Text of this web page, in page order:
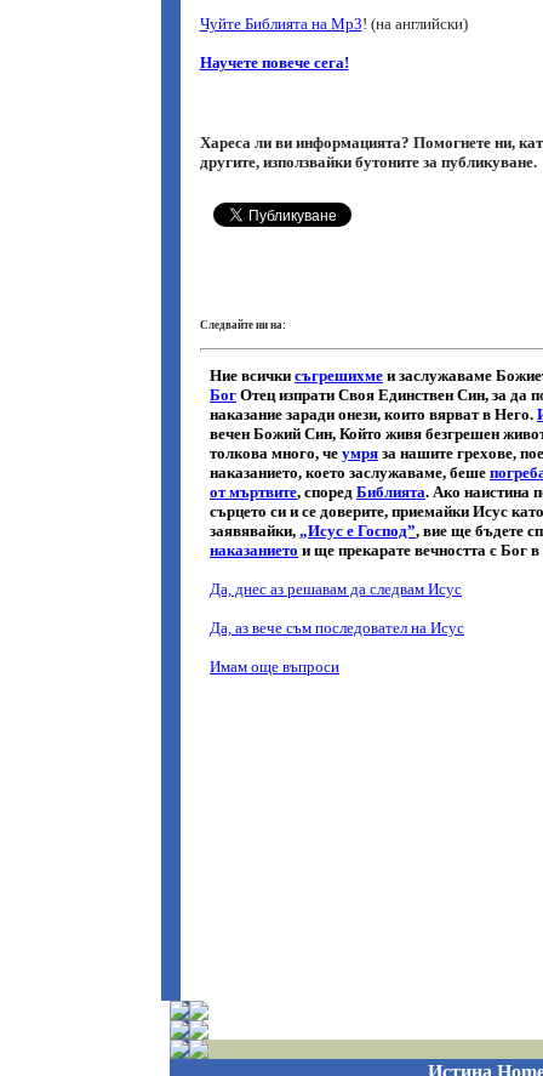
Чуйте Библията на Мр3! (на английски)
Научете повече сега!
Хареса ли ви информацията? Помогнете ни,
другите, използвайки бутоните за публикуване.
Следвайте ни на:
Истина